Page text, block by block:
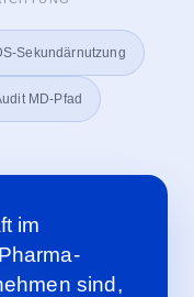
Sekundärnutzung
MD-Pfad
im
sind,